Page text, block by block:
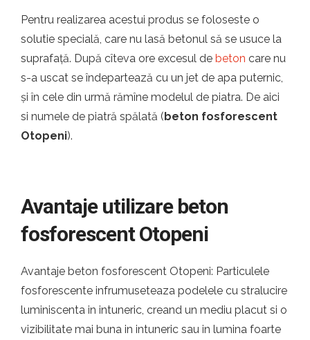
Pentru realizarea acestui produs se foloseste o
solutie specială, care nu lasă betonul să se usuce la
suprafață. După cîteva ore excesul de beton care nu
s-a uscat se îndepartează cu un jet de apa puternic,
și în cele din urmă rămîne modelul de piatra. De aici
si numele de piatră spălată (beton fosforescent
Otopeni).
Avantaje utilizare beton
fosforescent Otopeni
Avantaje beton fosforescent Otopeni: Particulele
fosforescente infrumuseteaza podelele cu stralucire
luminiscenta in intuneric, creand un mediu placut si o
vizibilitate mai buna in intuneric sau in lumina foarte